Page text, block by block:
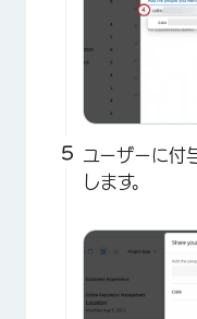
ユーザーに付
します。